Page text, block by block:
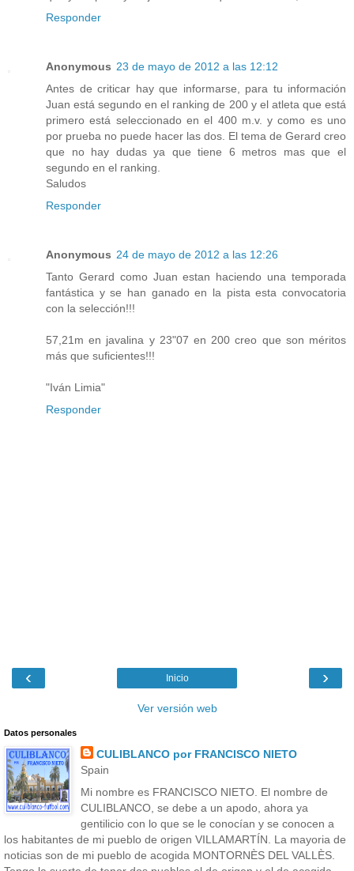
Responder
Anonymous 23 de mayo de 2012 a las 12:12
Antes de criticar hay que informarse, para tu información
Juan está segundo en el ranking de 200 y el atleta que está
primero está seleccionado en el 400 m.v. y como es uno
por prueba no puede hacer las dos. El tema de Gerard creo
que no hay dudas ya que tiene 6 metros mas que el
segundo en el ranking.
Saludos
Responder
Anonymous 24 de mayo de 2012 a las 12:26
Tanto Gerard como Juan estan haciendo una temporada
fantástica y se han ganado en la pista esta convocatoria
con la selección!!!
57,21m en javalina y 23"07 en 200 creo que son méritos
más que suficientes!!!
"Iván Limia"
Responder
‹ ›
Inicio
Ver versión web
Datos personales
CULIBLANCO por FRANCISCO NIETO
Spain
Mi nombre es FRANCISCO NIETO. El nombre de
CULIBLANCO, se debe a un apodo, ahora ya
gentilicio con lo que se le conocían y se conocen a
los habitantes de mi pueblo de origen VILLAMARTÍN. La mayoria de
noticias son de mi pueblo de acogida MONTORNÈS DEL VALLÈS.